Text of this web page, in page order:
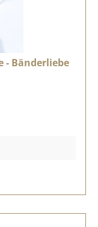
- Bänderliebe